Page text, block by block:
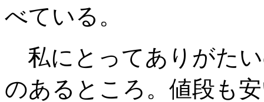
べている。
私にとってありがた
のあるところ。値段も